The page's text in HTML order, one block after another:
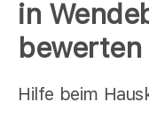
in
bewerten
Hilfe beim